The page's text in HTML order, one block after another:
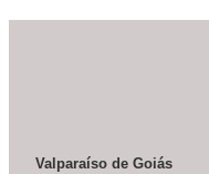
Valparaíso de Goiás